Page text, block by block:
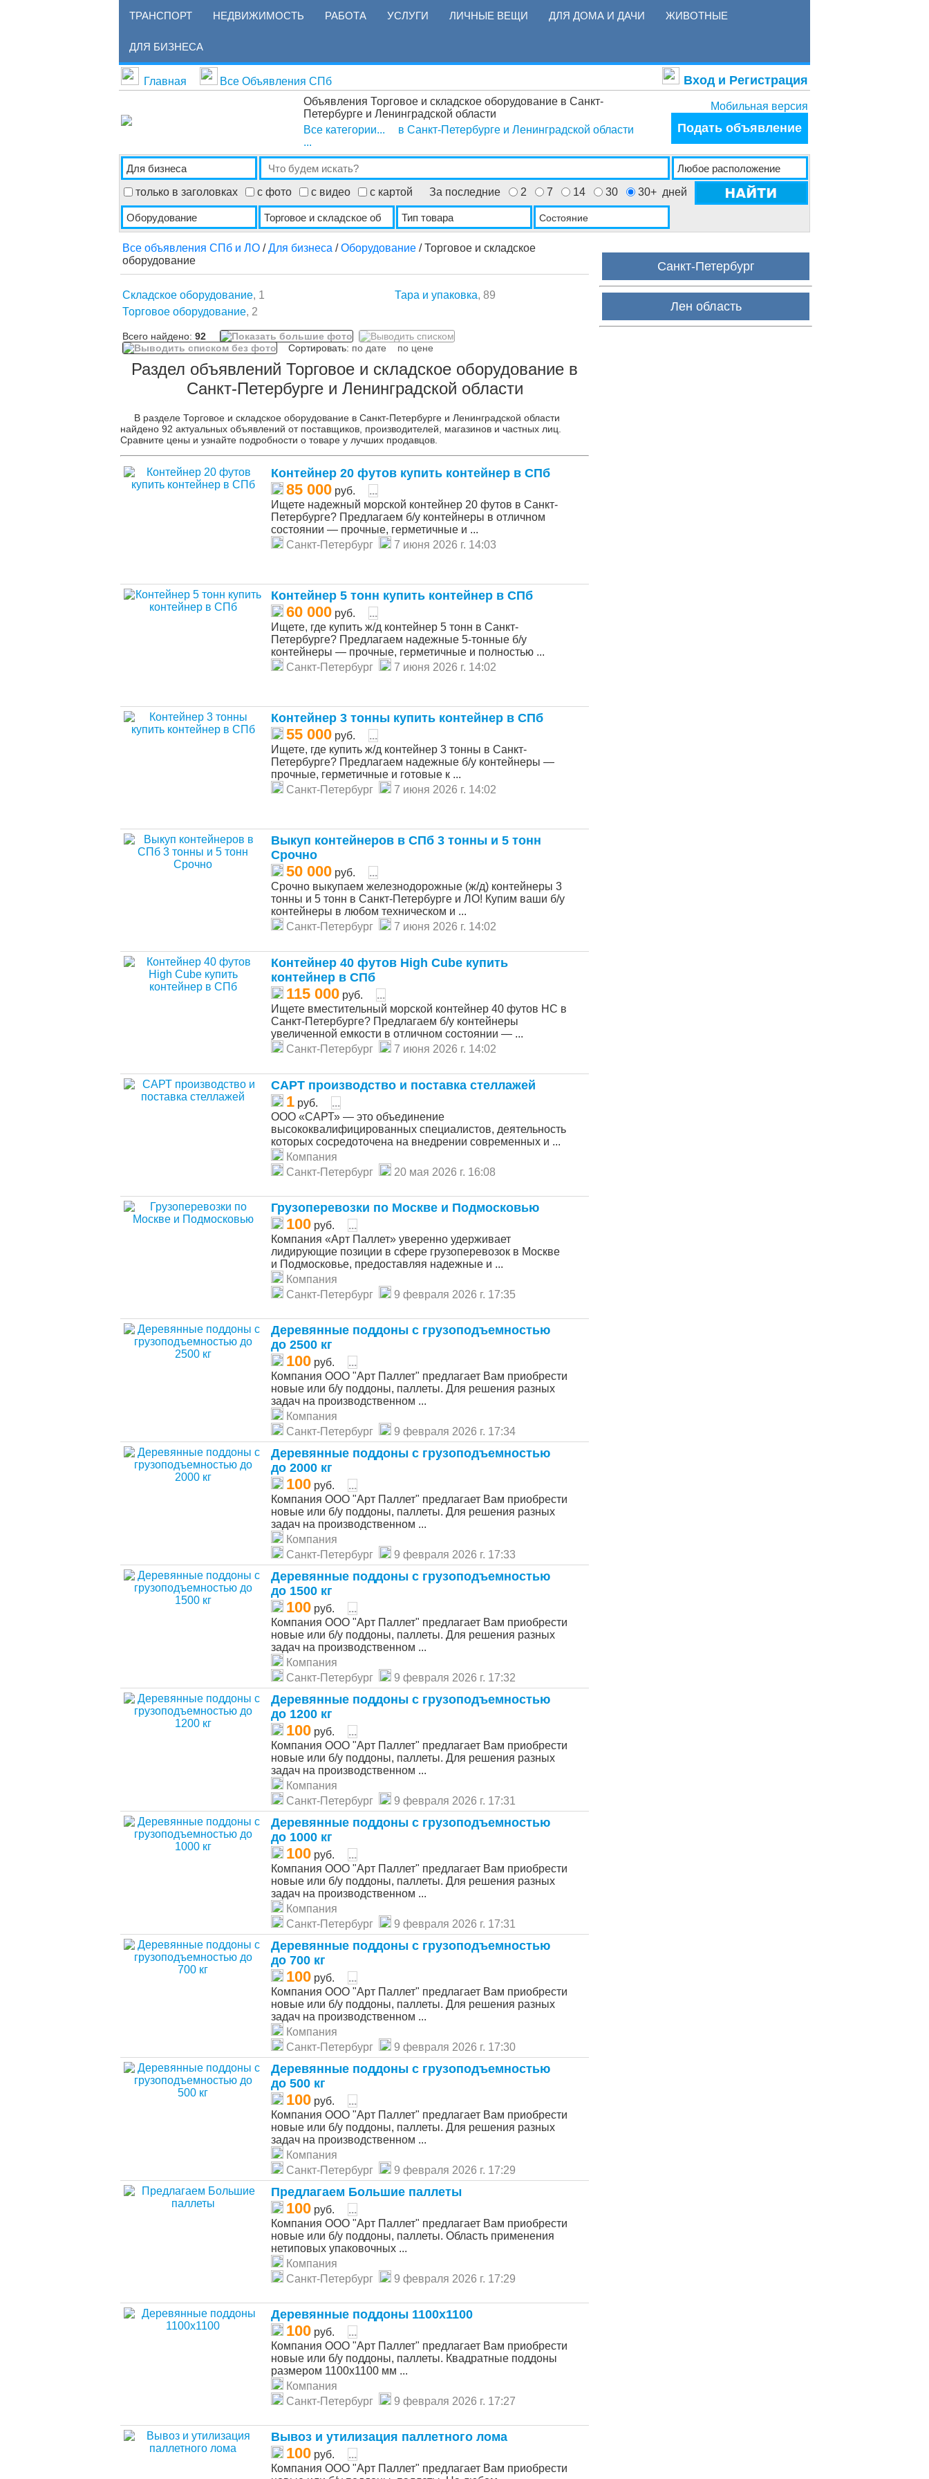
ТРАНСПОРТ НЕДВИЖИМОСТЬ РАБОТА УСЛУГИ ЛИЧНЫЕ ВЕЩИ ДЛЯ ДОМА И ДАЧИ ЖИВОТНЫЕ
ДЛЯ БИЗНЕСА
Главная Все Объявления СПб Вход и Регистрация
Объявления Торговое и складское оборудование в Санкт-
Петербурге и Ленинградской области
Все категории...
в Санкт-Петербурге и Ленинградской области
...
Мобильная версия
Подать объявление
только в заголовках с фото с видео с картой За последние 2 7 14 30 30+ дней
Состояние
Все объявления СПб и ЛО /Для бизнеса /Оборудование / Торговое и складское
оборудование
Складское оборудование, 1 Тара и упаковка, 89
Торговое оборудование, 2
Всего найдено: 92
Сортировать: по дате по цене
Раздел объявлений Торговое и складское оборудование в
Санкт-Петербурге и Ленинградской области
В разделе Торговое и складское оборудование в Санкт-Петербурге и Ленинградской области
найдено 92 актуальных объявлений от поставщиков, производителей, магазинов и частных лиц.
Сравните цены и узнайте подробности о товаре у лучших продавцов.
Контейнер 20 футов купить контейнер в СПб
85 000 руб.
...
Ищете надежный морской контейнер 20 футов в Санкт-
Петербурге? Предлагаем б/у контейнеры в отличном
состоянии — прочные, герметичные и ...
Санкт-Петербург
7 июня 2026 г. 14:03
Контейнер 5 тонн купить контейнер в СПб
60 000 руб.
...
Ищете, где купить ж/д контейнер 5 тонн в Санкт-
Петербурге? Предлагаем надежные 5-тонные б/у
контейнеры — прочные, герметичные и полностью ...
Санкт-Петербург
7 июня 2026 г. 14:02
Контейнер 3 тонны купить контейнер в СПб
55 000 руб.
...
Ищете, где купить ж/д контейнер 3 тонны в Санкт-
Петербурге? Предлагаем надежные б/у контейнеры —
прочные, герметичные и готовые к ...
Санкт-Петербург
7 июня 2026 г. 14:02
Выкуп контейнеров в СПб 3 тонны и 5 тонн
Срочно
50 000 руб.
...
Срочно выкупаем железнодорожные (ж/д) контейнеры 3
тонны и 5 тонн в Санкт-Петербурге и ЛО! Купим ваши б/у
контейнеры в любом техническом и ...
Санкт-Петербург
7 июня 2026 г. 14:02
Контейнер 40 футов High Cube купить
контейнер в СПб
115 000 руб.
...
Ищете вместительный морской контейнер 40 футов HC в
Санкт-Петербурге? Предлагаем б/у контейнеры
увеличенной емкости в отличном состоянии — ...
Санкт-Петербург
7 июня 2026 г. 14:02
САРТ производство и поставка стеллажей
1 руб.
...
ООО «САРТ» — это объединение
высококвалифицированных специалистов, деятельность
которых сосредоточена на внедрении современных и ...
Компания
Санкт-Петербург
20 мая 2026 г. 16:08
Грузоперевозки по Москве и Подмосковью
100 руб.
...
Компания «Арт Паллет» уверенно удерживает
лидирующие позиции в сфере грузоперевозок в Москве
и Подмосковье, предоставляя надежные и ...
Компания
Санкт-Петербург
9 февраля 2026 г. 17:35
Деревянные поддоны с грузоподъемностью
до 2500 кг
100 руб.
...
Компания ООО "Арт Паллет" предлагает Вам приобрести
новые или б/у поддоны, паллеты. Для решения разных
задач на производственном ...
Компания
Санкт-Петербург
9 февраля 2026 г. 17:34
Деревянные поддоны с грузоподъемностью
до 2000 кг
100 руб.
...
Компания ООО "Арт Паллет" предлагает Вам приобрести
новые или б/у поддоны, паллеты. Для решения разных
задач на производственном ...
Компания
Санкт-Петербург
9 февраля 2026 г. 17:33
Деревянные поддоны с грузоподъемностью
до 1500 кг
100 руб.
...
Компания ООО "Арт Паллет" предлагает Вам приобрести
новые или б/у поддоны, паллеты. Для решения разных
задач на производственном ...
Компания
Санкт-Петербург
9 февраля 2026 г. 17:32
Деревянные поддоны с грузоподъемностью
до 1200 кг
100 руб.
...
Компания ООО "Арт Паллет" предлагает Вам приобрести
новые или б/у поддоны, паллеты. Для решения разных
задач на производственном ...
Компания
Санкт-Петербург
9 февраля 2026 г. 17:31
Деревянные поддоны с грузоподъемностью
до 1000 кг
100 руб.
...
Компания ООО "Арт Паллет" предлагает Вам приобрести
новые или б/у поддоны, паллеты. Для решения разных
задач на производственном ...
Компания
Санкт-Петербург
9 февраля 2026 г. 17:31
Деревянные поддоны с грузоподъемностью
до 700 кг
100 руб.
...
Компания ООО "Арт Паллет" предлагает Вам приобрести
новые или б/у поддоны, паллеты. Для решения разных
задач на производственном ...
Компания
Санкт-Петербург
9 февраля 2026 г. 17:30
Деревянные поддоны с грузоподъемностью
до 500 кг
100 руб.
...
Компания ООО "Арт Паллет" предлагает Вам приобрести
новые или б/у поддоны, паллеты. Для решения разных
задач на производственном ...
Компания
Санкт-Петербург
9 февраля 2026 г. 17:29
Предлагаем Большие паллеты
100 руб.
...
Компания ООО "Арт Паллет" предлагает Вам приобрести
новые или б/у поддоны, паллеты. Область применения
нетиповых упаковочных ...
Компания
Санкт-Петербург
9 февраля 2026 г. 17:29
Деревянные поддоны 1100х1100
100 руб.
...
Компания ООО "Арт Паллет" предлагает Вам приобрести
новые или б/у поддоны, паллеты. Квадратные поддоны
размером 1100х1100 мм ...
Компания
Санкт-Петербург
9 февраля 2026 г. 17:27
Вывоз и утилизация паллетного лома
100 руб.
...
Компания ООО "Арт Паллет" предлагает Вам приобрести
Санкт-Петербург
Лен область